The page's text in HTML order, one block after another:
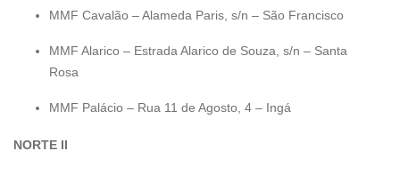
MMF Cavalão – Alameda Paris, s/n – São Francisco
MMF Alarico – Estrada Alarico de Souza, s/n – Santa
Rosa
MMF Palácio – Rua 11 de Agosto, 4 – Ingá
NORTE II